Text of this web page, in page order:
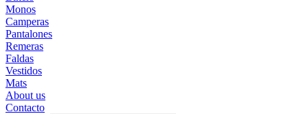
Monos
Camperas
Pantalones
Remeras
Faldas
Vestidos
Mats
About us
Contacto